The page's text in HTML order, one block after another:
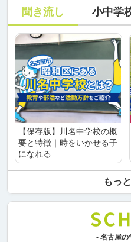
聞き流し 小中学
【保存版】川名中学校の概
要と特徴｜時をいかせる子
になれる
もっ
- 名古屋の